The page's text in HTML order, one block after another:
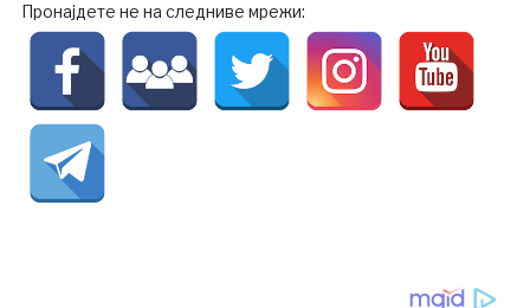
Пронајдете не на следниве мрежи: